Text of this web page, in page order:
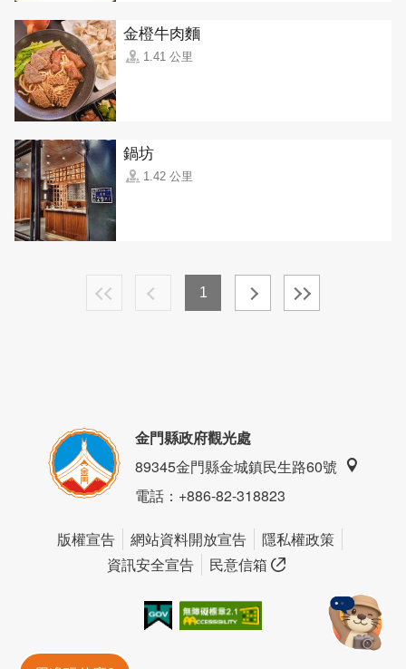
金橙牛肉麵
1.41 公里
鍋坊
1.42 公里
1
金門縣政府觀光處
89345金門縣金城鎮民生路60號
電話：+886-82-318823
版權宣告 網站資料開放宣告
隱私權政策
資訊安全宣告
民意信箱